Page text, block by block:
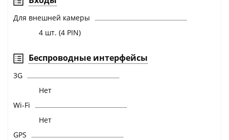
Для внешней камеры
4 шт. (4 PIN)
Беспроводные интерфейсы
3G
Нет
Wi-Fi
Нет
GPS